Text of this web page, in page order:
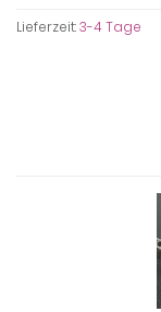
Lieferzeit:3-4 Tage